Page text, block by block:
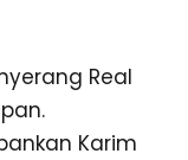
Real
Karim